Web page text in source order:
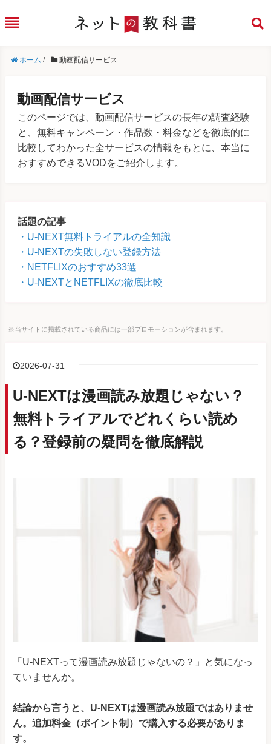
ホーム / 動画配信サービス
動画配信サービス
このページでは、動画配信サービスの長年の調査経験
と、無料キャンペーン・作品数・料金などを徹底的に
比較してわかった全サービスの情報をもとに、本当に
おすすめできるVODをご紹介します。
話題の記事
U-NEXT無料トライアルの全知識
U-NEXTの失敗しない登録方法
NETFLIXのおすすめ33選
U-NEXTとNETFLIXの徹底比較
※当サイトに掲載されている商品には一部プロモーションが含まれます。
2026-07-31
U-NEXTは漫画読み放題じゃない？
無料トライアルでどれくらい読め
る？登録前の疑問を徹底解説
「U-NEXTって漫画読み放題じゃないの？」と気になっ
ていませんか。
結論から言うと、U-NEXTは漫画読み放題ではありませ
ん。追加料金（ポイント制）で購入する必要がありま
す。